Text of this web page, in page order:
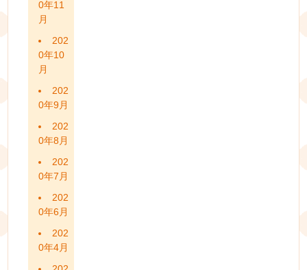
0年11
月
202
0年10
月
202
0年9月
202
0年8月
202
0年7月
202
0年6月
202
0年4月